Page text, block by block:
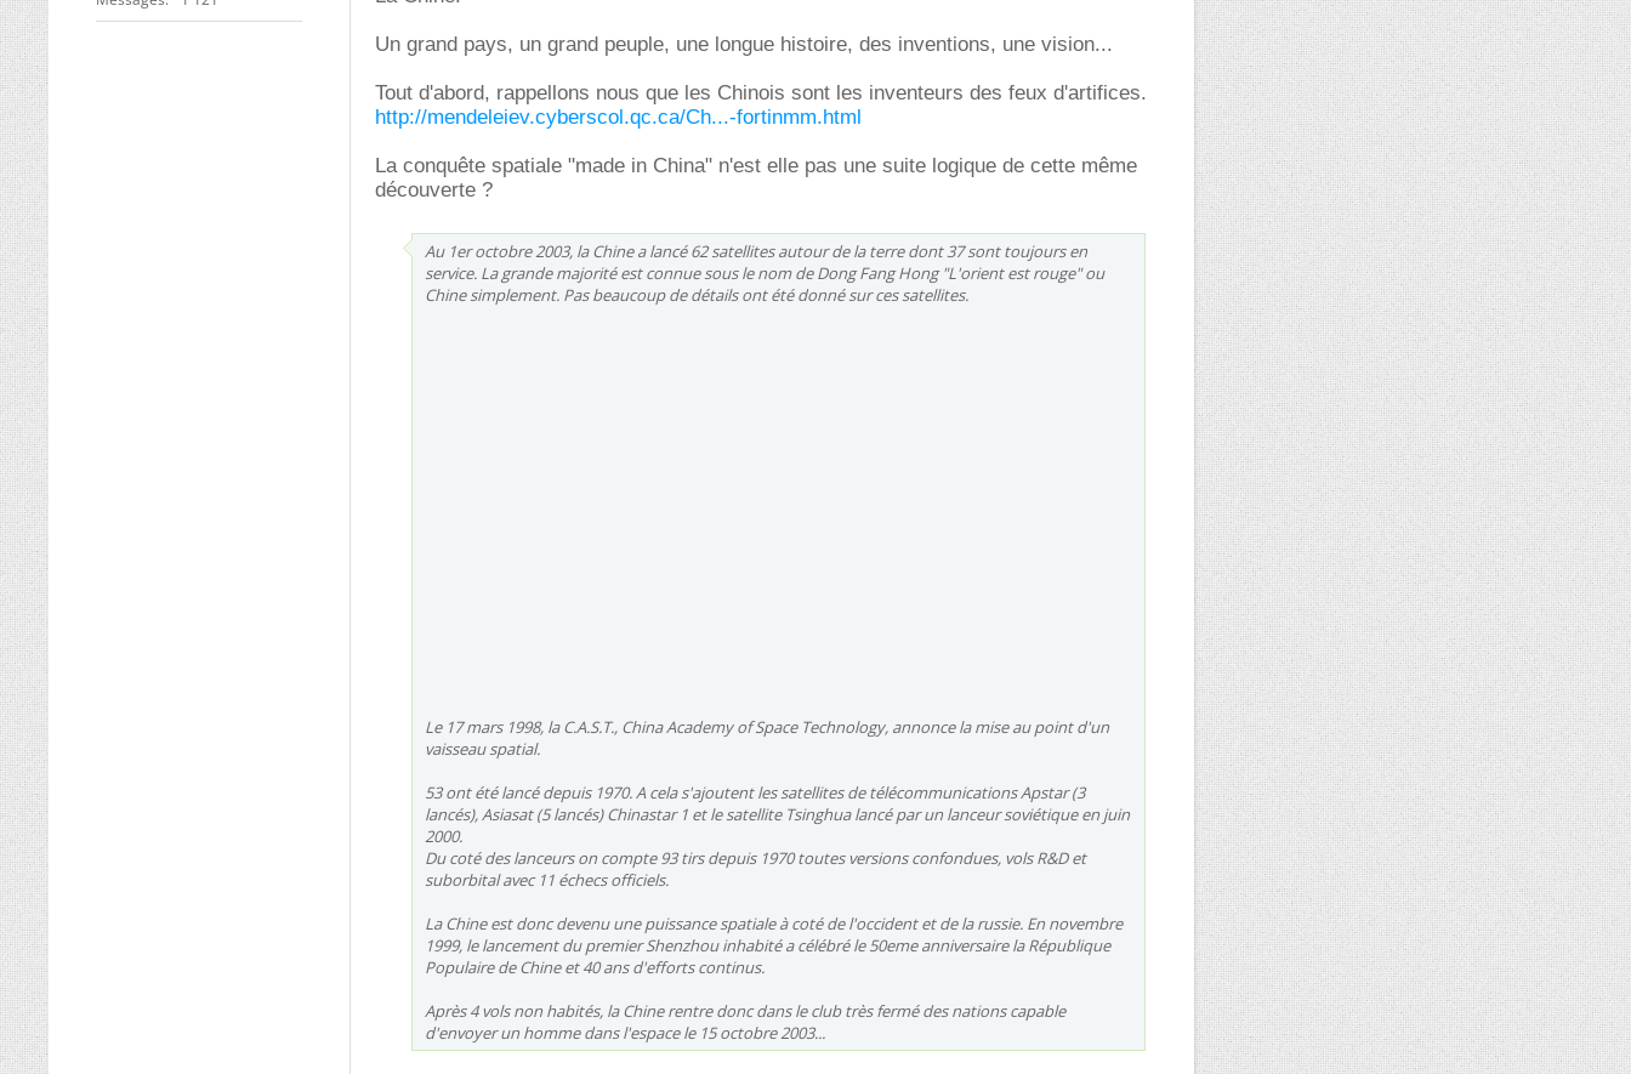
Un grand pays, un grand peuple, une longue histoire, des inventions, une vision...
Tout d'abord, rappellons nous que les Chinois sont les inventeurs des feux d'artifices.
http://mendeleiev.cyberscol.qc.ca/Ch...-fortinmm.html
La conquête spatiale "made in China" n'est elle pas une suite logique de cette même
découverte ?
Au 1er octobre 2003, la Chine a lancé 62 satellites autour de la terre dont 37 sont toujours en
service. La grande majorité est connue sous le nom de Dong Fang Hong "L'orient est rouge" ou
Chine simplement. Pas beaucoup de détails ont été donné sur ces satellites.
Le 17 mars 1998, la C.A.S.T., China Academy of Space Technology, annonce la mise au point d'un
vaisseau spatial.
53 ont été lancé depuis 1970. A cela s'ajoutent les satellites de télécommunications Apstar (3
lancés), Asiasat (5 lancés) Chinastar 1 et le satellite Tsinghua lancé par un lanceur soviétique en juin
2000.
Du coté des lanceurs on compte 93 tirs depuis 1970 toutes versions confondues, vols R&D et
suborbital avec 11 échecs officiels.
La Chine est donc devenu une puissance spatiale à coté de l'occident et de la russie. En novembre
1999, le lancement du premier Shenzhou inhabité a célébré le 50eme anniversaire la République
Populaire de Chine et 40 ans d'efforts continus.
Après 4 vols non habités, la Chine rentre donc dans le club très fermé des nations capable
d'envoyer un homme dans l'espace le 15 octobre 2003...